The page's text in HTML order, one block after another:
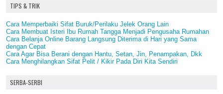
TIPS & TRIK
Cara Memperbaiki Sifat Buruk/Perilaku Jelek Orang Lain
Cara Membuat Isteri Ibu Rumah Tangga Menjadi Pengusaha Rumahan
Cara Belanja Online Barang Langsung Diterima di Hari yang Sama
dengan Cepat
Cara Agar Bisa Berani dengan Hantu, Setan, Jin, Penampakan, Dkk
Cara Menghilangkan Sifat Pelit / Kikir Pada Diri Kita Sendiri
SERBA-SERBI